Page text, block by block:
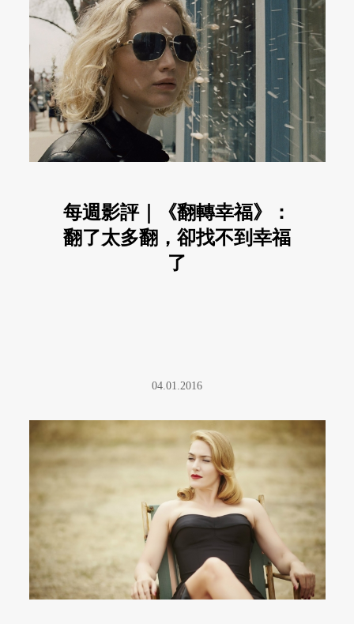
每週影評｜《翻轉幸福》：
翻了太多翻，卻找不到幸福
了
04.01.2016